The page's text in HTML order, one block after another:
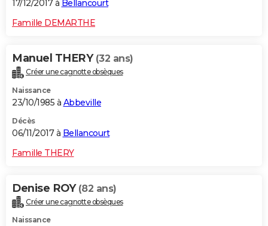
17/12/2017 à Bellancourt
Famille DEMARTHE
Manuel THERY (32 ans)
Créer une cagnotte obsèques
Naissance
23/10/1985 à Abbeville
Décès
06/11/2017 à Bellancourt
Famille THERY
Denise ROY (82 ans)
Créer une cagnotte obsèques
Naissance